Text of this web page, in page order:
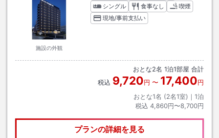
施設の外観
シングル
食事なし
喫煙
現地/事前支払い
おとな2名 1泊1部屋 合計
税込 9,720円 〜 17,400円
おとな1名 (2名1室)｜ 1泊
税込 4,860円〜8,700円
プランの詳細を見る